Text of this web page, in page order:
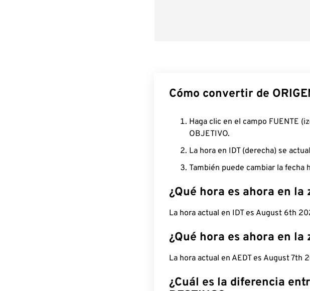
Cómo convertir de
Haga clic en el campo FUENTE
OBJETIVO.
La hora en IDT (derecha) se
También puede cambiar la fecha
¿Qué hora es ahora en la
La hora actual en IDT es August 6th
¿Qué hora es ahora en la
La hora actual en AEDT es August 7th
¿Cuál es la diferencia